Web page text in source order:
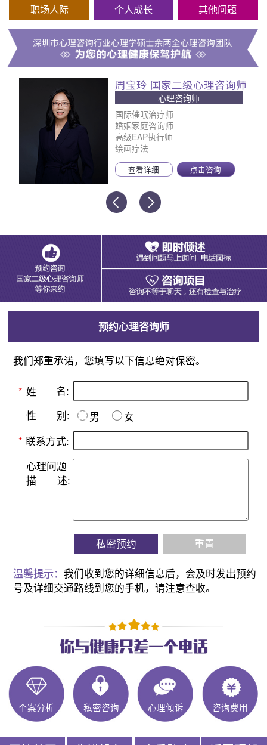
职场人际 个人成长 其他问题
周宝玲 国家二级心理咨询师
心理咨询师
国际催眠治疗师
婚姻家庭咨询师
高级EAP执行师
绘画疗法
查看详细 点击咨询
预约心理咨询师
我们郑重承诺，您填写以下信息绝对保密。
* 姓 名:
性 别: 男
女
* 联系方式:
心理问题
描
述:
私密预约 重置
温馨提示：我们收到您的详细信息后，会及时发出预约
号及详细交通路线到您的手机，请注意查收。
个案分析 私密咨询 心理倾诉 咨询费用